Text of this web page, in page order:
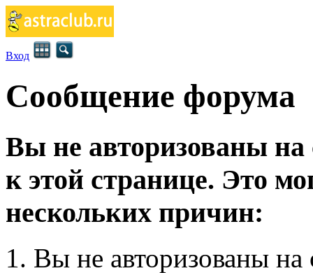
Вход
Сообщение форума
Вы не авторизованы на
к этой странице. Это
нескольких причин:
Вы не авторизованы на